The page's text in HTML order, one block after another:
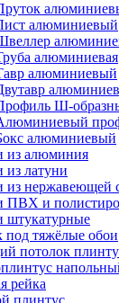
алюминиевый
алюминиевая
алюминиевый
Ш-
алюминиевый
из алюминия
из латуни
из нержавеющей
ПВХ и
штукатурные
под тяжёлые обои
потолок
рейка
плинтус